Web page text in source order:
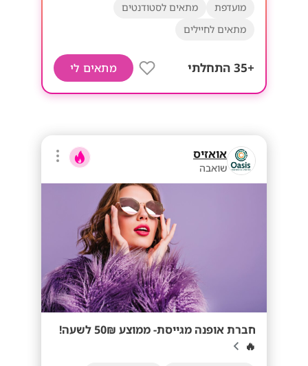
מועדפת
מתאים לסטודנטים
מתאים לחיילים
+35 התחלתי מתאים לי
אואזיס
שואבה
חברת אופנה מגייסת- ממוצע 50₪ לשעה!
🔥